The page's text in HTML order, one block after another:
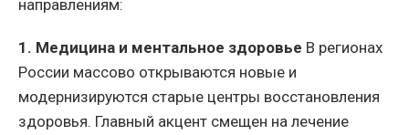
направлениям:
1. Медицина и ментальное здоровье В регионах
России массово открываются новые и
модернизируются старые центры восстановления
здоровья. Главный акцент смещен на лечение